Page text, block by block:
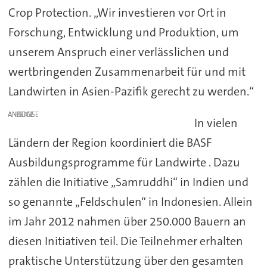
Crop Protection. „Wir investieren vor Ort in
Forschung, Entwicklung und Produktion, um
unserem Anspruch einer verlässlichen und
wertbringenden Zusammenarbeit für und mit
Landwirten in Asien-Pazifik gerecht zu werden.“
ANZEIGE
In vielen
Ländern der Region koordiniert die BASF
Ausbildungsprogramme für Landwirte . Dazu
zählen die Initiative „Samruddhi“ in Indien und
so genannte „Feldschulen“ in Indonesien. Allein
im Jahr 2012 nahmen über 250.000 Bauern an
diesen Initiativen teil. Die Teilnehmer erhalten
praktische Unterstützung über den gesamten